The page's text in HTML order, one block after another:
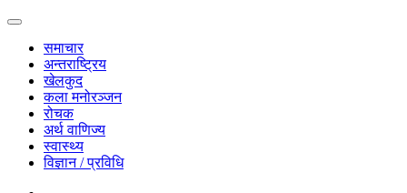
समाचार
अन्तराष्ट्रिय
खेलकुद
कला मनोरञ्जन
रोचक
अर्थ वाणिज्य
स्वास्थ्य
विज्ञान / प्रविधि